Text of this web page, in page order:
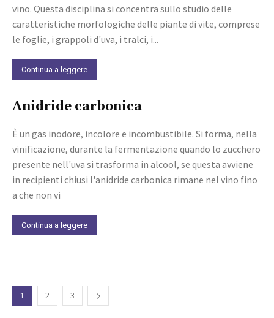
vino. Questa disciplina si concentra sullo studio delle
caratteristiche morfologiche delle piante di vite, comprese
le foglie, i grappoli d'uva, i tralci, i...
Continua a leggere
Anidride carbonica
È un gas inodore, incolore e incombustibile. Si forma, nella
vinificazione, durante la fermentazione quando lo zucchero
presente nell'uva si trasforma in alcool, se questa avviene
in recipienti chiusi l'anidride carbonica rimane nel vino fino
a che non vi
Continua a leggere
1 2 3